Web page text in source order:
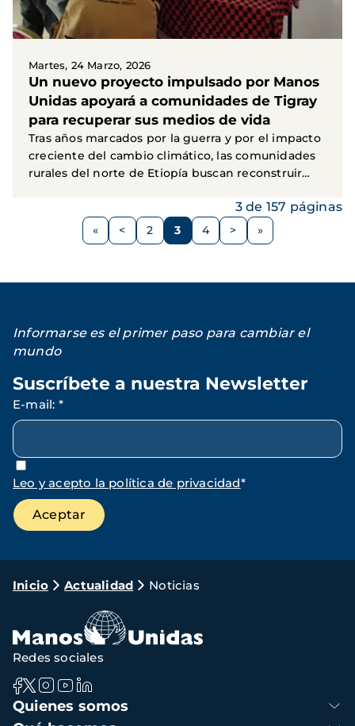
Martes, 24 Marzo, 2026
Un nuevo proyecto impulsado por Manos
Unidas apoyará a comunidades de Tigray
para recuperar sus medios de vida
Tras años marcados por la guerra y por el impacto
creciente del cambio climático, las comunidades
rurales del norte de Etiopía buscan reconstruir
Paginación
Página
< Página
2 Página
3 Página
4
Siguiente
>
3 de 157 páginas
Informarse es el primer paso para cambiar el
mundo
Suscríbete a nuestra Newsletter
E-mail: *
Leo y acepto la política de privacidad*
Ruta
navegación
Inicio Actualidad Noticias
Navegación
principal
Quienes somos
Redes sociales